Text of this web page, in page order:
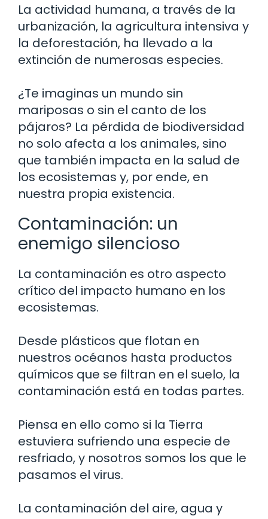
La actividad humana, a través de la
urbanización, la agricultura intensiva y
la deforestación, ha llevado a la
extinción de numerosas especies.
¿Te imaginas un mundo sin
mariposas o sin el canto de los
pájaros? La pérdida de biodiversidad
no solo afecta a los animales, sino
que también impacta en la salud de
los ecosistemas y, por ende, en
nuestra propia existencia.
Contaminación: un
enemigo silencioso
La contaminación es otro aspecto
crítico del impacto humano en los
ecosistemas.
Desde plásticos que flotan en
nuestros océanos hasta productos
químicos que se filtran en el suelo, la
contaminación está en todas partes.
Piensa en ello como si la Tierra
estuviera sufriendo una especie de
resfriado, y nosotros somos los que le
pasamos el virus.
La contaminación del aire, agua y